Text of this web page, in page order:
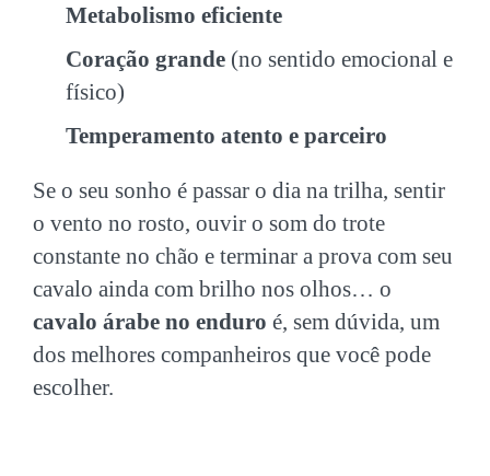
Metabolismo eficiente
Coração grande (no sentido emocional e
físico)
Temperamento atento e parceiro
Se o seu sonho é passar o dia na trilha, sentir
o vento no rosto, ouvir o som do trote
constante no chão e terminar a prova com seu
cavalo ainda com brilho nos olhos… o
cavalo árabe no enduro é, sem dúvida, um
dos melhores companheiros que você pode
escolher.